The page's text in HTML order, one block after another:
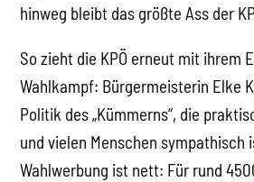
hinweg bleibt das größte Ass der
So zieht die KPÖ erneut mit ihrem
Wahlkampf: Bürgermeisterin Elke
Politik des „Kümmerns“, die
und vielen Menschen sympathisch
Wahlwerbung ist nett: Für rund